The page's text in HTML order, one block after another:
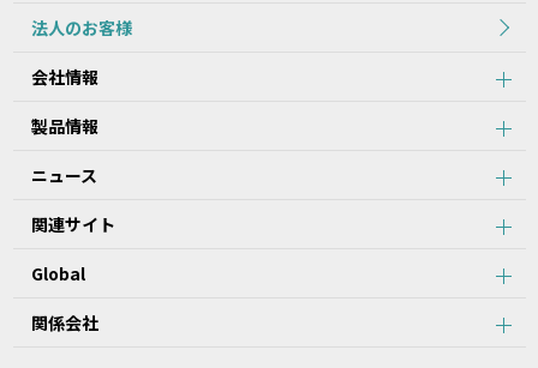
1.本データ等について、当該製品を購入されたお客様以外からのお
問い合わせにはお応えできない場合がありますことをご了承くださ
2.本サービスでは、すべての製品の本データ等を提供しているわけ
当該製品につき本データ等をご提供できない場合がありますので、
3.取扱説明書に記載の安全上のご注意は、本データ等が制作された
4.製品には、取扱説明書を補足するために、取扱説明書以外の印刷
を提供していません。
法人のお客様
会社情報
製品情報
ニュース
関連サイト
Global
関係会社